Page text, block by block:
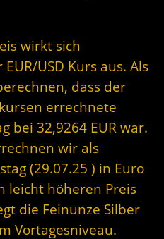
wirkt sich
USD Kurs aus. Als
dass der
errechnete
bei 32,9264 EUR war.
wir als
(29.07.25 ) in Euro
leicht höheren Preis
die Feinunze Silber
Vortagesniveau.